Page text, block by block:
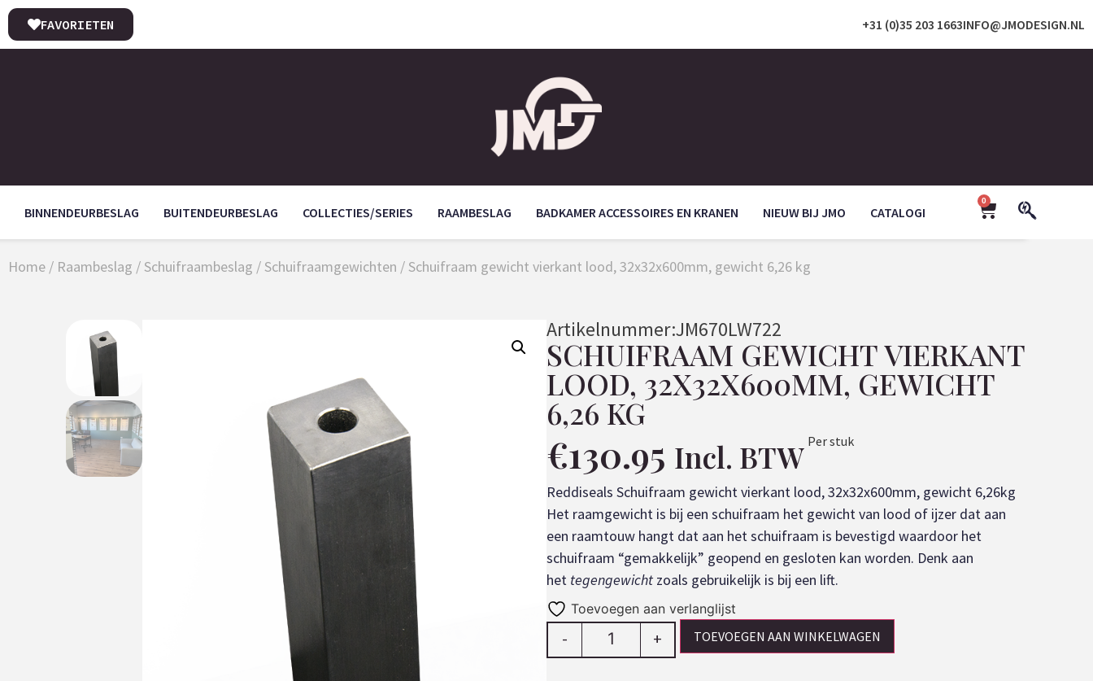
INFO@JMODESIGN.NL
+31 (0)35 203 1663
FAVORIETEN
BINNENDEURBESLAG BUITENDEURBESLAG COLLECTIES/SERIES RAAMBESLAG BADKAMER ACCESSOIRES EN KRANEN NIEUW BIJ JMO CATALOGI
0
Home / Raambeslag / Schuifraambeslag / Schuifraamgewichten / Schuifraam gewicht vierkant lood, 32x32x600mm, gewicht 6,26 kg
Artikelnummer:JM670LW722
SCHUIFRAAM GEWICHT VIERKANT
LOOD, 32X32X600MM, GEWICHT
6,26 KG
€130.95 Incl. BTW Per stuk
Reddiseals Schuifraam gewicht vierkant lood, 32x32x600mm, gewicht 6,26kg
Het raamgewicht is bij een schuifraam het gewicht van lood of ijzer dat aan
een raamtouw hangt dat aan het schuifraam is bevestigd waardoor het
schuifraam “gemakkelijk” geopend en gesloten kan worden. Denk aan
het tegengewicht zoals gebruikelijk is bij een lift.
Toevoegen aan verlanglijst
- + TOEVOEGEN AAN WINKELWAGEN